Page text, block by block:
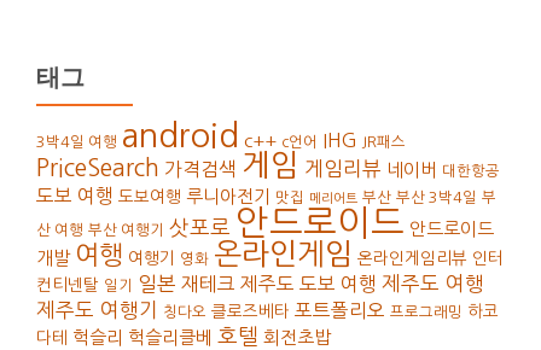
태그
3박4일 여행 android c++ c언어 IHG JR패스
PriceSearch 가격검색 게임 게임리뷰 네이버 대한항공
도보 여행 도보여행 루니아전기 맛집 메리어트 부산 부산 3박4일 부
산 여행 부산 여행기 삿포로 안드로이드 안드로이드
개발 여행 여행기 영화 온라인게임 온라인게임리뷰 인터
컨티넨탈 일기 일본 재테크 제주도 도보 여행 제주도 여행
제주도 여행기
칭다오 클로즈베타 포트폴리오 프로그래밍 하코
다테
헉슬리 헉슬리클베 호텔 회전초밥